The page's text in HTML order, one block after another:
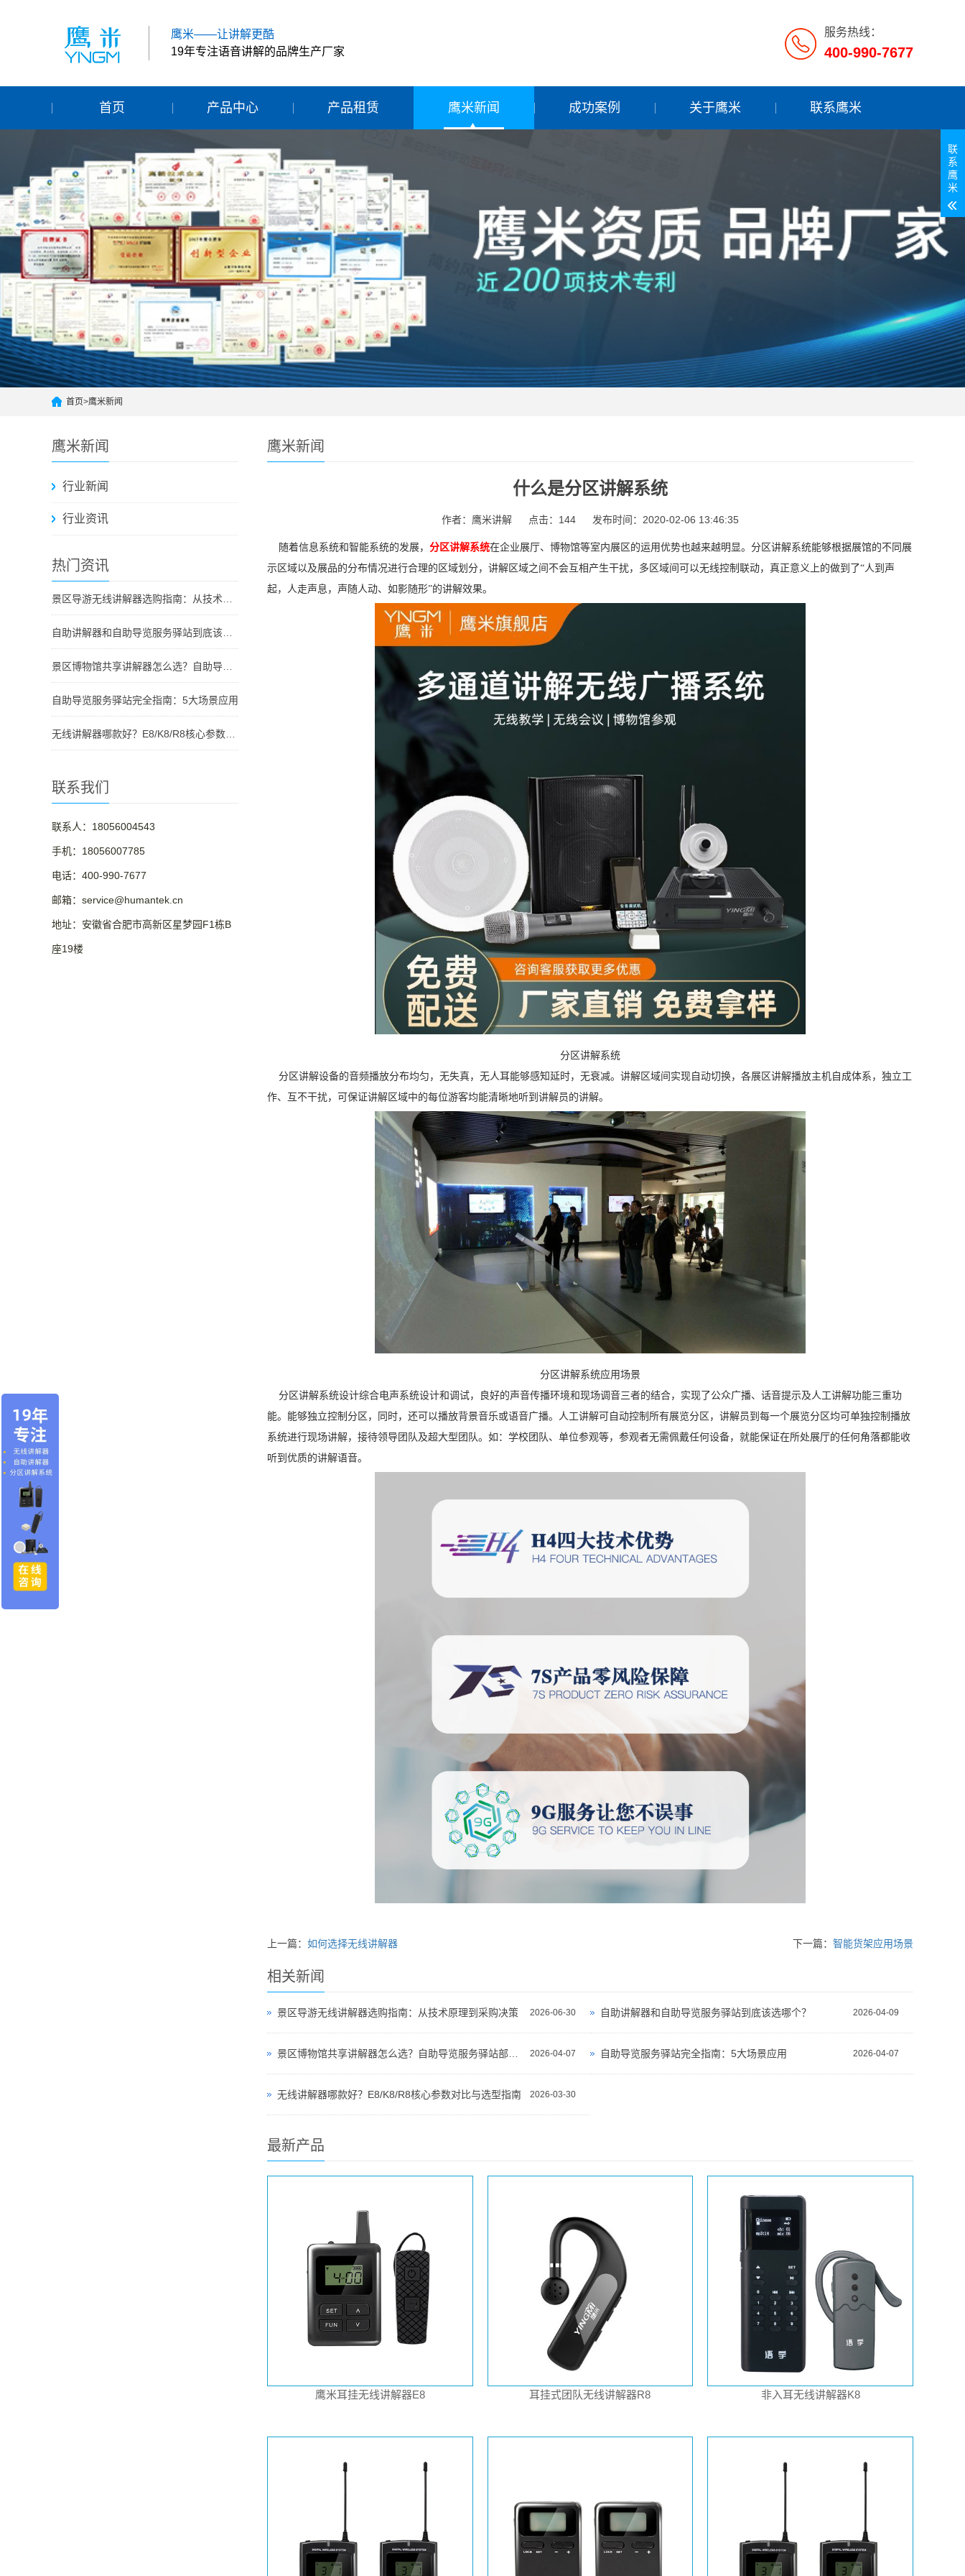
服务热线：
400-990-7677
鹰米——让讲解更酷
19年专注语音讲解的品牌生产厂家
首页 产品中心 产品租赁 鹰米新闻 成功案例 关于鹰米 联系鹰米
首页>鹰米新闻
鹰米新闻
行业新闻
行业资讯
热门资讯
自助导览服务驿站完全指南：5大场景应用
联系我们
联系人：18056004543
手机：18056007785
电话：400-990-7677
邮箱：service@humantek.cn
地址：安徽省合肥市高新区星梦园F1栋B
座19楼
鹰米新闻
什么是分区讲解系统
作者：鹰米讲解 点击：144 发布时间：2020-02-06 13:46:35
随着信息系统和智能系统的发展， 分区讲解系统在企业展厅、博物馆等室内展区的运用优势也越来越明显。分区讲解系统能够根据展馆的不同展
示区域以及展品的分布情况进行合理的区域划分，讲解区域之间不会互相产生干扰，多区域间可以无线控制联动，真正意义上的做到了“人到声
起，人走声息，声随人动、如影随形”的讲解效果。
分区讲解系统
分区讲解设备的音频播放分布均匀，无失真，无人耳能够感知延时，无衰减。讲解区域间实现自动切换，各展区讲解播放主机自成体系，独立工
作、互不干扰，可保证讲解区域中的每位游客均能清晰地听到讲解员的讲解。
分区讲解系统应用场景
分区讲解系统设计综合电声系统设计和调试，良好的声音传播环境和现场调音三者的结合，实现了公众广播、话音提示及人工讲解功能三重功
能。能够独立控制分区，同时，还可以播放背景音乐或语音广播。人工讲解可自动控制所有展览分区，讲解员到每一个展览分区均可单独控制播放
系统进行现场讲解，接待领导团队及超大型团队。如：学校团队、单位参观等，参观者无需佩戴任何设备，就能保证在所处展厅的任何角落都能收
听到优质的讲解语音。
上一篇： 如何选择无线讲解器 下一篇： 智能货架应用场景
相关新闻
2026-06-30
景区导游无线讲解器选购指南：从技术原理到采购决策 2026-04-09
自助讲解器和自助导览服务驿站到底该选哪个？
2026-04-07 2026-04-07
自助导览服务驿站完全指南：5大场景应用
2026-03-30
无线讲解器哪款好？E8/K8/R8核心参数对比与选型指南
最新产品
鹰米耳挂无线讲解器E8 耳挂式团队无线讲解器R8 非入耳无线讲解器K8
联
系
鹰
米